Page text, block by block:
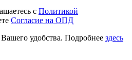
с Политикой
Согласие на ОПД
удобства. Подробнее здесь